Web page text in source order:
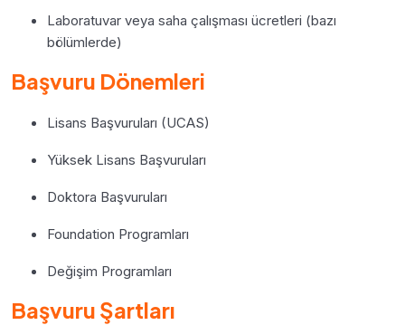
Laboratuvar veya saha çalışması ücretleri (bazı
bölümlerde)
Başvuru Dönemleri
Lisans Başvuruları (UCAS)
Yüksek Lisans Başvuruları
Doktora Başvuruları
Foundation Programları
Değişim Programları
Başvuru Şartları